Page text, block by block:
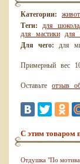
Категории:
Теги:
для
для мастики для
Для чего:
для
Примерный вес
Оставьте отзыв
С этим товаром
Отдушка "По